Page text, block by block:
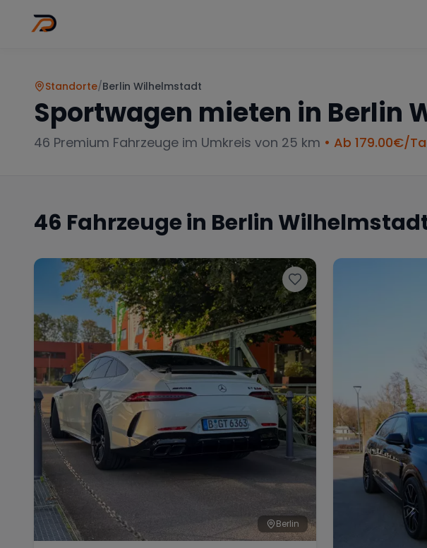
Standorte/Berlin Wilhelmstadt
Sportwagen mieten in Berlin
46 Premium Fahrzeuge im Umkreis von 25 km • Ab 179.00€/
46 Fahrzeuge in Berlin
Berlin